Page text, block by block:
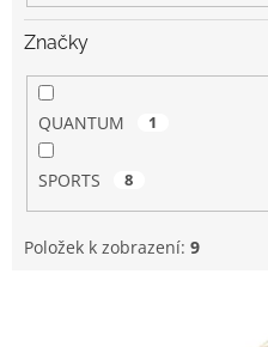
Značky
QUANTUM 1
SPORTS 8
Položek k zobrazení: 9